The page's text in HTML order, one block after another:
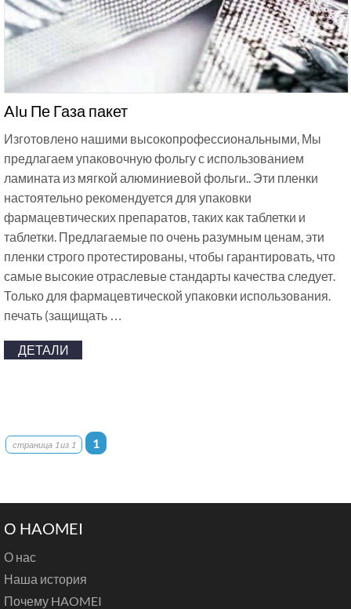
Alu Пе Газа пакет
Изготовлено нашими высокопрофессиональными, Мы
предлагаем упаковочную фольгу с использованием
ламината из мягкой алюминиевой фольги.. Эти пленки
настоятельно рекомендуется для упаковки
фармацевтических препаратов, таких как таблетки и
таблетки. Предлагаемые по очень разумным ценам, эти
пленки строго протестированы, чтобы гарантировать, что
самые высокие отраслевые стандарты качества следует.
Только для фармацевтической упаковки использования.
печать (защищать …
ДЕТАЛИ
страница 1 из 1 1
О HAOMEI
О нас
Наша история
Почему HAOMEI